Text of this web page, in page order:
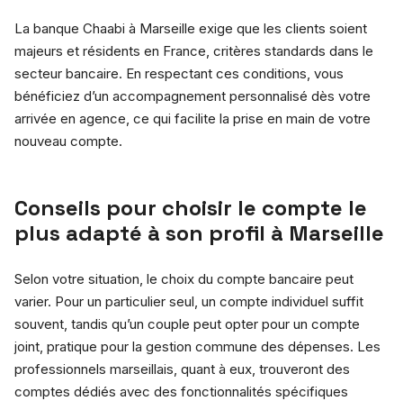
La banque Chaabi à Marseille exige que les clients soient
majeurs et résidents en France, critères standards dans le
secteur bancaire. En respectant ces conditions, vous
bénéficiez d’un accompagnement personnalisé dès votre
arrivée en agence, ce qui facilite la prise en main de votre
nouveau compte.
Conseils pour choisir le compte le
plus adapté à son profil à Marseille
Selon votre situation, le choix du compte bancaire peut
varier. Pour un particulier seul, un compte individuel suffit
souvent, tandis qu’un couple peut opter pour un compte
joint, pratique pour la gestion commune des dépenses. Les
professionnels marseillais, quant à eux, trouveront des
comptes dédiés avec des fonctionnalités spécifiques